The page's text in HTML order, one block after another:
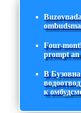
Four-
prompt an
В
к